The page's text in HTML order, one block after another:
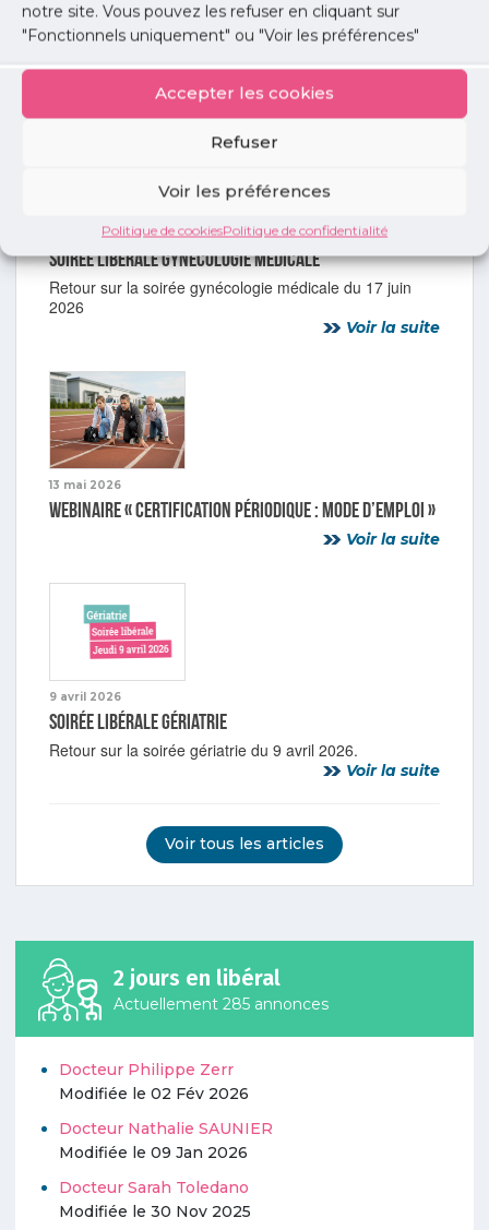
notre site. Vous pouvez les refuser en cliquant sur
"Fonctionnels uniquement" ou "Voir les préférences"
Accepter les cookies
Refuser
Voir les préférences
Politique de cookiesPolitique de confidentialité
17 juin 2026
Soirée libérale gynécologie médicale
Retour sur la soirée gynécologie médicale du 17 juin
2026
Voir la suite
13 mai 2026
Webinaire « Certification périodique : mode d’emploi »
Voir la suite
9 avril 2026
Soirée libérale gériatrie
Retour sur la soirée gériatrie du 9 avril 2026.
Voir la suite
Voir tous les articles
2 jours en libéral
Actuellement 285 annonces
Docteur Philippe Zerr
Modifiée le 02 Fév 2026
Docteur Nathalie SAUNIER
Modifiée le 09 Jan 2026
Docteur Sarah Toledano
Modifiée le 30 Nov 2025